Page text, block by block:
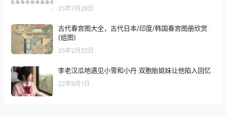
25年7月26日
古代春宫图大全，古代日本/印度/韩国春宫图册欣赏
(组图)
25年2月22日
李老汉瓜地遇见小雪和小丹 双胞胎姐妹让他陷入回忆
22年9月1日